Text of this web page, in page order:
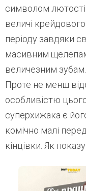
символом лютості
величі крейдового
періоду завдяки
масивним
величезним зубам.
Проте не менш
особливістю
суперхижака є
комічно малі
кінцівки. Як